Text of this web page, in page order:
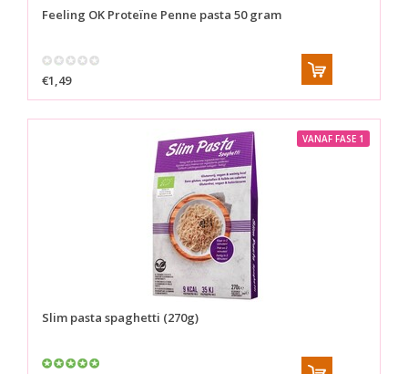
Feeling OK Proteïne Penne pasta 50 gram
€1,49
VANAF FASE 1
Slim pasta spaghetti (270g)